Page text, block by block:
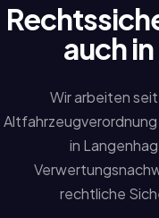
auch
Wir arbeiten
in
rechtliche